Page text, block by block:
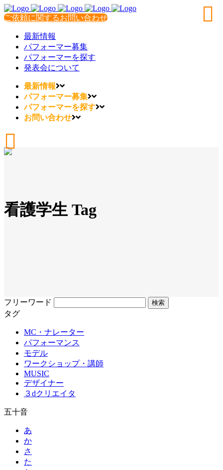
ご依頼に関するお問い合わせ
最新情報
パフォーマー募集
パフォーマーを探す
発表会について
最新情報
パフォーマー募集
パフォーマーを探す
お問い合わせ
看護学生 Tag
フリーワード
タグ
MC・ナレーター
パフォーマンス
モデル
ワークショップ・講師
MUSIC
デザイナー
３dクリエイタ
五十音
あ
か
さ
た